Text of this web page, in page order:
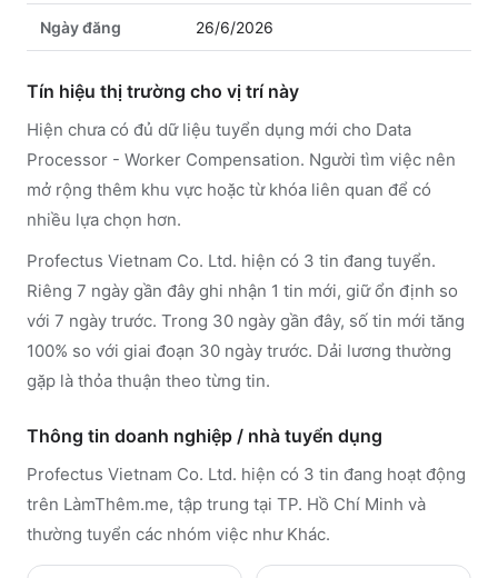
Ngày đăng 26/6/2026
Tín hiệu thị trường cho vị trí này
Hiện chưa có đủ dữ liệu tuyển dụng mới cho Data
Processor - Worker Compensation. Người tìm việc nên
mở rộng thêm khu vực hoặc từ khóa liên quan để có
nhiều lựa chọn hơn.
Profectus Vietnam Co. Ltd. hiện có 3 tin đang tuyển.
Riêng 7 ngày gần đây ghi nhận 1 tin mới, giữ ổn định so
với 7 ngày trước. Trong 30 ngày gần đây, số tin mới tăng
100% so với giai đoạn 30 ngày trước. Dải lương thường
gặp là thỏa thuận theo từng tin.
Thông tin doanh nghiệp / nhà tuyển dụng
Profectus Vietnam Co. Ltd. hiện có 3 tin đang hoạt động
trên LàmThêm.me, tập trung tại TP. Hồ Chí Minh và
thường tuyển các nhóm việc như Khác.